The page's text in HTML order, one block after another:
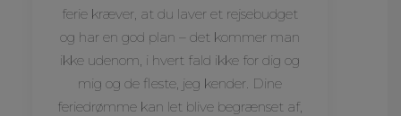
ferie kræver, at du laver et rejsebudget
og har en god plan – det kommer man
ikke udenom, i hvert fald ikke for dig og
mig og de fleste, jeg kender. Dine
feriedrømme kan let blive begrænset af,